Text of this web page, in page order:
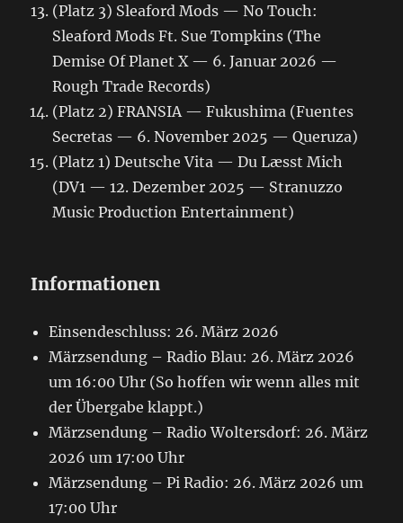
(Platz 3) Sleaford Mods — No Touch:
Sleaford Mods Ft. Sue Tompkins (The
Demise Of Planet X — 6. Januar 2026 —
Rough Trade Records)
(Platz 2) FRANSIA — Fukushima (Fuentes
Secretas — 6. November 2025 — Queruza)
(Platz 1) Deutsche Vita — Du Læsst Mich
(DV1 — 12. Dezember 2025 — Stranuzzo
Music Production Entertainment)
Informationen
Einsendeschluss: 26. März 2026
Märzsendung – Radio Blau: 26. März 2026
um 16:00 Uhr (So hoffen wir wenn alles mit
der Übergabe klappt.)
Märzsendung – Radio Woltersdorf: 26. März
2026 um 17:00 Uhr
Märzsendung – Pi Radio: 26. März 2026 um
17:00 Uhr